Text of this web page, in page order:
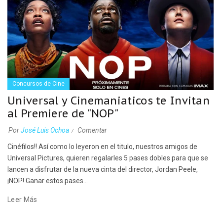
Concursos de Cine
Universal y Cinemaniaticos te Invitan
al Premiere de "NOP"
PorJosé Luis Ochoa Comentar
Cinéfilos!! Así como lo leyeron en el titulo, nuestros amigos de
Universal Pictures, quieren regalarles 5 pases dobles para que se
lancen a disfrutar de la nueva cinta del director, Jordan Peele,
¡NOP! Ganar estos pases...
Leer Más